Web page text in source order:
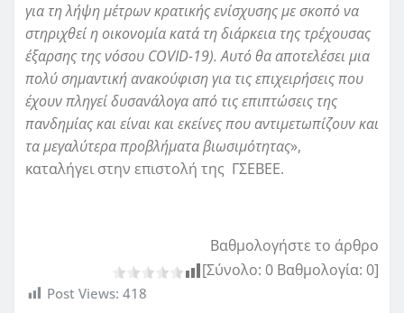
για τη λήψη μέτρων κρατικής ενίσχυσης με σκοπό να
στηριχθεί η οικονομία κατά τη διάρκεια της τρέχουσας
έξαρσης της νόσου COVID-19). Αυτό θα αποτελέσει μια
πολύ σημαντική ανακούφιση για τις επιχειρήσεις που
έχουν πληγεί δυσανάλογα από τις επιπτώσεις της
πανδημίας και είναι και εκείνες που αντιμετωπίζουν και
τα μεγαλύτερα προβλήματα βιωσιμότητας»,
καταλήγει στην επιστολή της ΓΣΕΒΕΕ.
Βαθμολογήστε το άρθρο
[Σύνολο: 0 Βαθμολογία: 0]
Post Views: 418